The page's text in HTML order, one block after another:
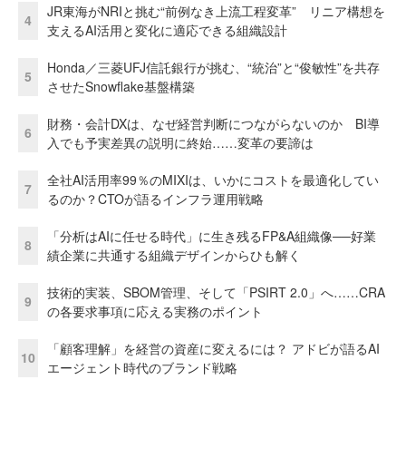
4
JR東海がNRIと挑む“前例なき上流工程変革” リニア構想を
支えるAI活用と変化に適応できる組織設計
5
Honda／三菱UFJ信託銀行が挑む、“統治”と“俊敏性”を共存
させたSnowflake基盤構築
6
財務・会計DXは、なぜ経営判断につながらないのか BI導
入でも予実差異の説明に終始……変革の要諦は
7
全社AI活用率99％のMIXIは、いかにコストを最適化してい
るのか？CTOが語るインフラ運用戦略
8
「分析はAIに任せる時代」に生き残るFP&A組織像──好業
績企業に共通する組織デザインからひも解く
9
技術的実装、SBOM管理、そして「PSIRT 2.0」へ……CRA
の各要求事項に応える実務のポイント
10
「顧客理解」を経営の資産に変えるには？ アドビが語るAI
エージェント時代のブランド戦略